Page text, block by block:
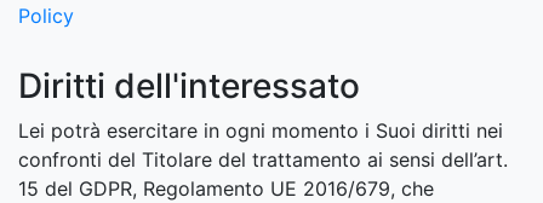
Policy
Diritti dell'interessato
Lei potrà esercitare in ogni momento i Suoi diritti nei
confronti del Titolare del trattamento ai sensi dell’art.
15 del GDPR, Regolamento UE 2016/679, che